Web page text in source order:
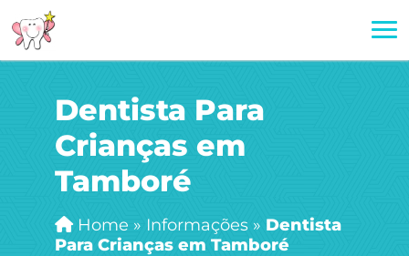
Dentista Para
Crianças em
Tamboré
Home » Informações » Dentista
Para Crianças em Tamboré